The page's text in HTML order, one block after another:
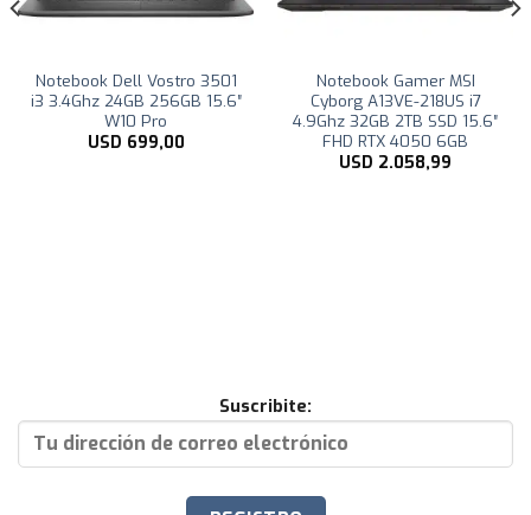
Notebook Dell Vostro 3501
i3 3.4Ghz 24GB 256GB 15.6″
W10 Pro
USD 699,00
Notebook Gamer MSI
Cyborg A13VE-218US i7
4.9Ghz 32GB 2TB SSD 15.6″
FHD RTX 4050 6GB
USD 2.058,99
Suscribite: